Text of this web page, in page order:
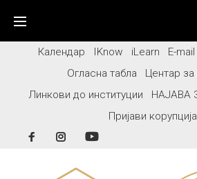
contentКалендар IKnow iLearn E-mail
Огласна табла
Центар
Линкови до институции
НАЈАВА
Пријави корупција
FacebookInstagram